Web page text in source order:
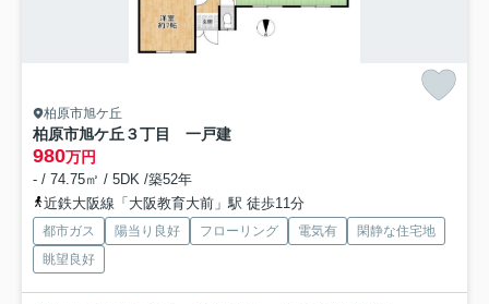
柏原市旭ケ丘
柏原市旭ケ丘３丁目 一戸建
980万円
- / 74.75㎡ / 5DK /築52年
近鉄大阪線「大阪教育大前」駅 徒歩11分
都市ガス 陽当り良好 フローリング 電気有
閑静な住宅地
眺望良好